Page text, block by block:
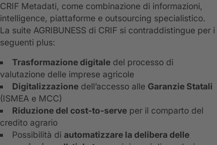
CRIF Metadati, come combinazione di informazioni,
intelligence, piattaforme e outsourcing specialistico.
La suite AGRIBUNESS di CRIF si contraddistingue per i
seguenti plus:
Trasformazione digitaledel processo di
valutazione delle imprese agricole
Digitalizzazionedell’accesso alle Garanzie Statali
(ISMEA e MCC)
Riduzione del cost-to-serveper il comparto del
credito agrario
Possibilità di automatizzare la delibera delle